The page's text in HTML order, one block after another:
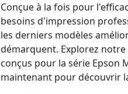
Conçue à la fois pour
besoins d'impression
les derniers modèles
démarquent. Explorez
conçus pour la série Epson
maintenant pour découvrir